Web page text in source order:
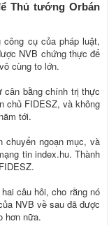
Thủ tướng Orbán
cụ của pháp luật,
NVB chứng thực để
cùng to lớn.
cân bằng chính trị thực
chủ FIDESZ, và không
tới.
chuyển ngoạn mục, và
tin index.hu. Thành
câu hỏi, cho rằng nó
NVB về sau đã được
hơn nữa.